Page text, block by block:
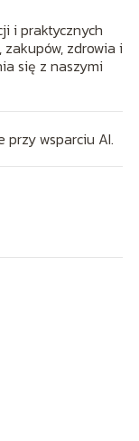
i praktycznych
zdrowia i
się z naszymi
przy wsparciu AI.